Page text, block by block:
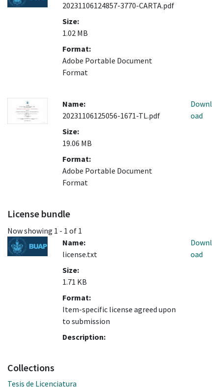
20231106124857-3770-CARTA.pdf
Size:
1.02 MB
Format:
Adobe Portable Document
Format
Name:
20231106125056-1671-TL.pdf
Size:
19.06 MB
Format:
Adobe Portable Document
Format
Downl
oad
License bundle
Now showing 1 - 1 of 1
Name:
license.txt
Size:
1.71 KB
Format:
Item-specific license agreed upon
to submission
Description:
Downl
oad
Collections
Tesis de Licenciatura